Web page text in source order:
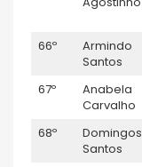
66º
Armindo
Santos
67º
Anabela
Carvalho
68º
Domingos
Santos